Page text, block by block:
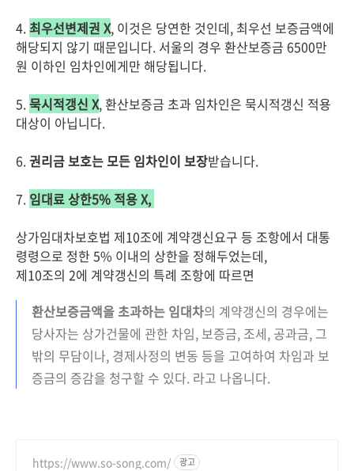
4. 최우선변제권 X, 이것은 당연한 것인데, 최우선 보증금액에
해당되지 않기 때문입니다. 서울의 경우 환산보증금 6500만
원 이하인 임차인에게만 해당됩니다.
5.묵시적갱신 X, 환산보증금 초과 임차인은 묵시적갱신 적용
대상이 아닙니다.
6.권리금 보호는 모든 임차인이 보장받습니다.
7. 임대료 상한5% 적용 X,
상가임대차보호법 제10조에 계약갱신요구 등 조항에서 대통
령령으로 정한 5% 이내의 상한을 정해두었는데,
제10조의 2에 계약갱신의 특례 조항에 따르면
환산보증금액을 초과하는 임대차의 계약갱신의 경우에는
당사자는 상가건물에 관한 차임, 보증금, 조세, 공과금, 그
밖의 무담이나, 경제사정의 변동 등을 고여하여 차임과 보
증금의 증감을 청구할 수 있다. 라고 나옵니다.
https://www.so-song.com/ 광고